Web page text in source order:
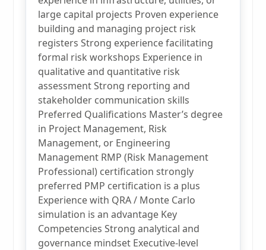
large capital projects Proven experience
building and managing project risk
registers Strong experience facilitating
formal risk workshops Experience in
qualitative and quantitative risk
assessment Strong reporting and
stakeholder communication skills
Preferred Qualifications Master’s degree
in Project Management, Risk
Management, or Engineering
Management RMP (Risk Management
Professional) certification strongly
preferred PMP certification is a plus
Experience with QRA / Monte Carlo
simulation is an advantage Key
Competencies Strong analytical and
governance mindset Executive-level